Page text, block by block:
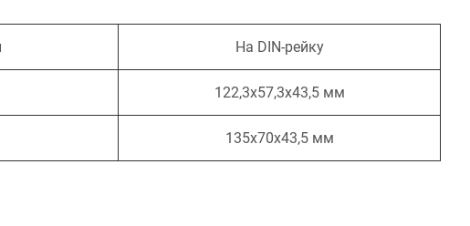
На DIN-рейку
122,3х57,3х43,5 мм
135х70х43,5 мм